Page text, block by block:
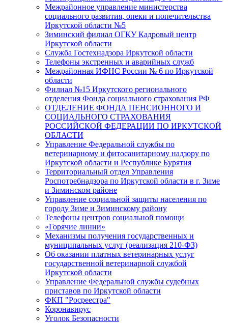
Межрайонное управление министерства
социального развития, опеки и попечительства
Иркутской области №5
Зиминский филиал ОГКУ Кадровый центр
Иркутской области
Служба Гостехнадзора Иркутской области
Телефоны экстренных и аварийных служб
Межрайонная ИФНС России № 6 по Иркутской
области
Филиал №15 Иркутского регионального
отделения Фонда социального страхования РФ
ОТДЕЛЕНИЕ ФОНДА ПЕНСИОННОГО И
СОЦИАЛЬНОГО СТРАХОВАНИЯ
РОССИЙСКОЙ ФЕДЕРАЦИИ ПО ИРКУТСКОЙ
ОБЛАСТИ
Управление Федеральной службы по
ветеринарному и фитосанитарному надзору по
Иркутской области и Республике Бурятия
Территориальный отдел Управления
Роспотребнадзора по Иркутской области в г. Зиме
и Зиминском районе
Управление социальной защиты населения по
городу Зиме и Зиминскому району
Телефоны центров социальной помощи
«Горячие линии»
Механизмы получения государственных и
муниципальных услуг (реализация 210-ФЗ)
Об оказании платных ветеринарных услуг
государственной ветеринарной службой
Иркутской области
Управление Федеральной службы судебных
приставов по Иркутской области
ФКП "Росреестра"
Коронавирус
Уголок Безопасности